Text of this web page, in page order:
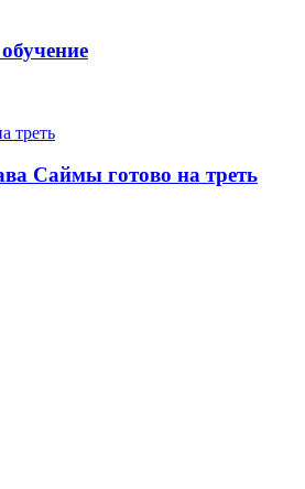
Саймы готово на треть